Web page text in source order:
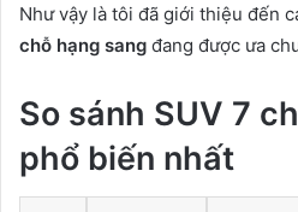
Như vậy là tôi đã giới thiệu đến
chỗ hạng sang đang được ưa
So sánh SUV 7
phổ biến nhất